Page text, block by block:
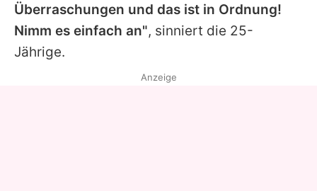
Überraschungen und das ist in Ordnung!
Nimm es einfach an", sinniert die 25-
Jährige.
Anzeige